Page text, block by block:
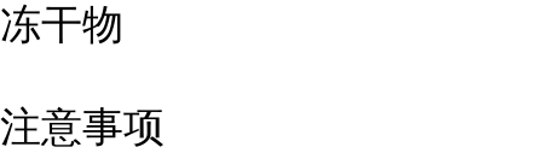
冻干物
注意事项